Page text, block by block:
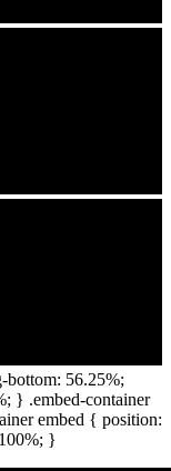
bottom: 56.25%;
} .embed-container
embed { position:
}